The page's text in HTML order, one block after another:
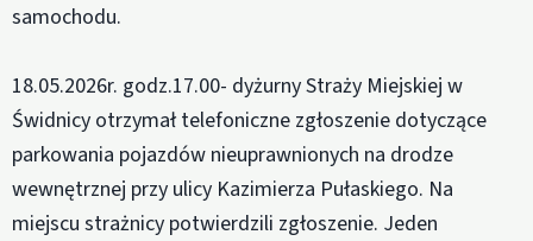
samochodu.
18.05.2026r. godz.17.00- dyżurny Straży Miejskiej w
Świdnicy otrzymał telefoniczne zgłoszenie dotyczące
parkowania pojazdów nieuprawnionych na drodze
wewnętrznej przy ulicy Kazimierza Pułaskiego. Na
miejscu strażnicy potwierdzili zgłoszenie. Jeden